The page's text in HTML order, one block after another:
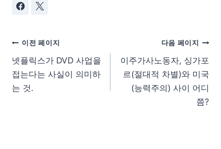
이전 페이지
넷플릭스가 DVD 사업을
접는다는 사실이 의미하
는 것.
다음 페이지
이주가사노동자, 싱가포
르(절대적 차별)와 미국
(능력주의) 사이 어디
쯤?